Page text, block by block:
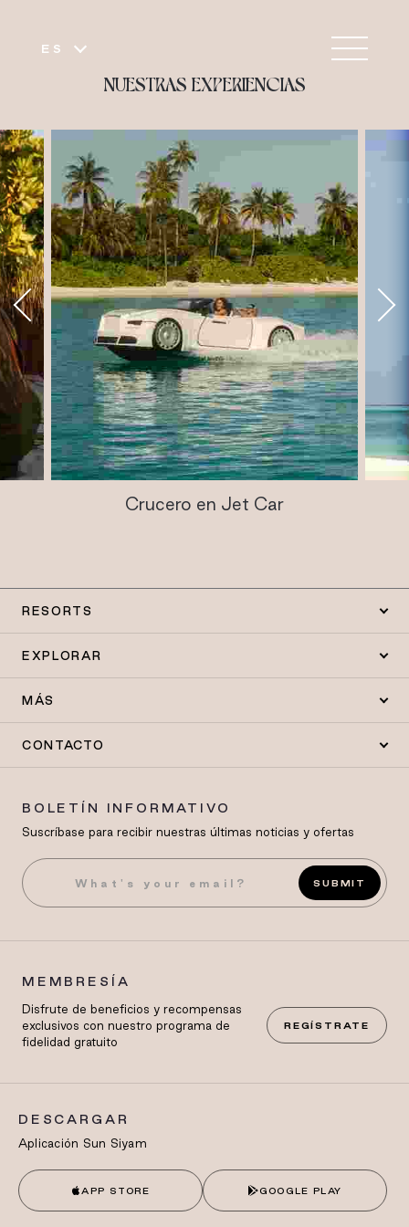
ES
NUESTRAS EXPERIENCIAS
Crucero en Jet Car
RESORTS
EXPLORAR
MÁS
CONTACTO
BOLETÍN INFORMATIVO
Suscríbase para recibir nuestras últimas noticias y ofertas
SUBMIT
MEMBRESÍA
Disfrute de beneficios y recompensas
exclusivos con nuestro programa de
fidelidad gratuito
REGÍSTRATE
DESCARGAR
Aplicación Sun Siyam
APP STORE GOOGLE PLAY